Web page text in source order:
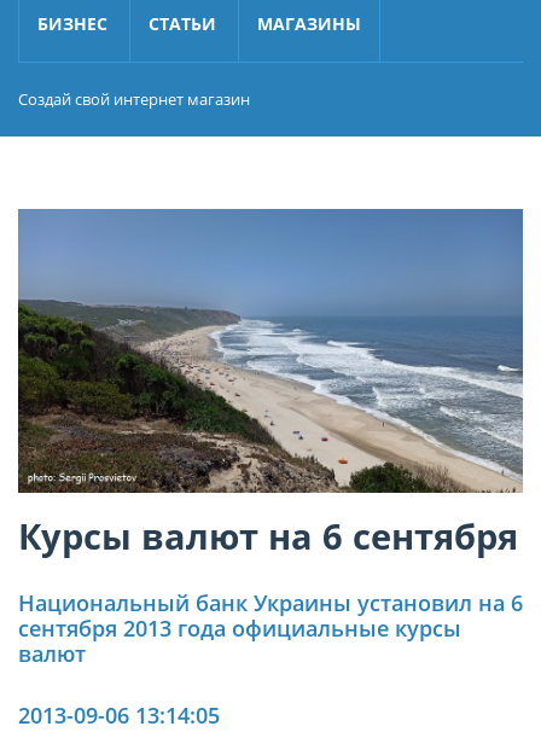
БИЗНЕС СТАТЬИ МАГАЗИНЫ
Создай свой интернет магазин
Курсы валют на 6 сентября
Национальный банк Украины установил на 6
сентября 2013 года официальные курсы
валют
2013-09-06 13:14:05